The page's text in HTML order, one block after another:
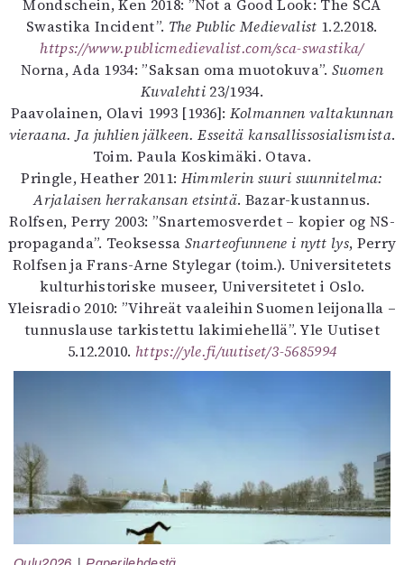
Mondschein, Ken 2018: ”Not a Good Look: The SCA
Swastika Incident”. The Public Medievalist 1.2.2018.
https://www.publicmedievalist.com/sca-swastika/
Norna, Ada 1934: ”Saksan oma muotokuva”.Suomen
Kuvalehti 23/1934.
Paavolainen, Olavi 1993 [1936]: Kolmannen valtakunnan
vieraana. Ja juhlien jälkeen. Esseitä kansallissosialismista.
Toim. Paula Koskimäki. Otava.
Pringle, Heather 2011: Himmlerin suuri suunnitelma:
Arjalaisen herrakansan etsintä. Bazar-kustannus.
Rolfsen, Perry 2003: ”Snartemosverdet – kopier og NS-
propaganda”. TeoksessaSnarteofunnene i nytt lys, Perry
Rolfsen ja Frans-Arne Stylegar (toim.). Universitetets
kulturhistoriske museer, Universitetet i Oslo.
Yleisradio 2010: ”Vihreät vaaleihin Suomen leijonalla –
tunnuslause tarkistettu lakimiehellä”. Yle Uutiset
5.12.2010.https://yle.fi/uutiset/3-5685994